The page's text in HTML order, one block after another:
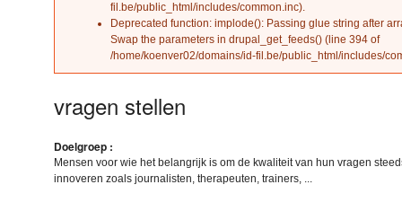
fil.be/public_html/includes/common.inc).
Deprecated function: implode(): Passing glue string after
Swap the parameters in drupal_get_feeds() (line 394 of
/home/koenver02/domains/id-fil.be/public_html/includes/
vragen stellen
Doelgroep :
Mensen voor wie het belangrijk is om de kwaliteit van hun vragen
innoveren zoals journalisten, therapeuten, trainers, ...